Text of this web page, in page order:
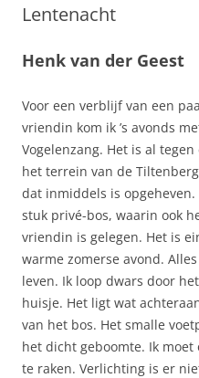
Lentenacht
Henk van der Geest
Voor een verblijf van een
vriendin kom ik ’s avonds
Vogelenzang. Het is al
het terrein van de
dat inmiddels is
stuk privé-bos, waarin ook
vriendin is gelegen. Het is
warme zomerse avond.
leven. Ik loop dwars door
huisje. Het ligt wat
van het bos. Het smalle
het dicht geboomte. Ik
te raken. Verlichting is er